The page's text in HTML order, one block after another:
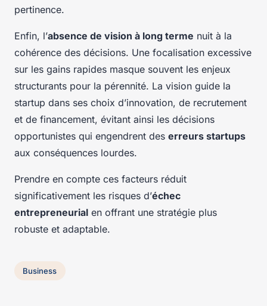
pertinence.
Enfin, l’absence de vision à long terme nuit à la
cohérence des décisions. Une focalisation excessive
sur les gains rapides masque souvent les enjeux
structurants pour la pérennité. La vision guide la
startup dans ses choix d’innovation, de recrutement
et de financement, évitant ainsi les décisions
opportunistes qui engendrent des erreurs startups
aux conséquences lourdes.
Prendre en compte ces facteurs réduit
significativement les risques d’échec
entrepreneurial en offrant une stratégie plus
robuste et adaptable.
Business